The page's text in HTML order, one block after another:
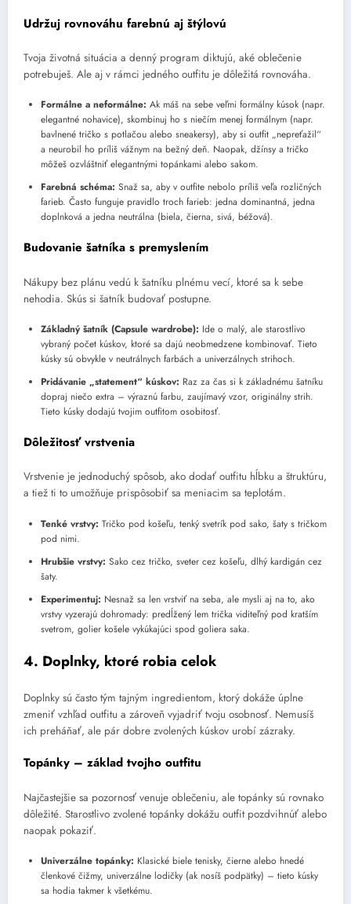
Udržuj rovnováhu farebnú aj štýlovú
Tvoja životná situácia a denný program diktujú, aké oblečenie
potrebuješ. Ale aj v rámci jedného outfitu je dôležitá rovnováha.
Formálne a neformálne: Ak máš na sebe veľmi formálny kúsok (napr.
elegantné nohavice), skombinuj ho s niečím menej formálnym (napr.
bavlnené tričko s potlačou alebo sneakersy), aby si outfit „nepreťažil“
a neurobil ho príliš vážnym na bežný deň. Naopak, džínsy a tričko
môžeš ozvláštniť elegantnými topánkami alebo sakom.
Farebná schéma: Snaž sa, aby v outfite nebolo príliš veľa rozličných
farieb. Často funguje pravidlo troch farieb: jedna dominantná, jedna
doplnková a jedna neutrálna (biela, čierna, sivá, béžová).
Budovanie šatníka s premyslením
Nákupy bez plánu vedú k šatníku plnému vecí, ktoré sa k sebe
nehodia. Skús si šatník budovať postupne.
Základný šatník (Capsule wardrobe): Ide o malý, ale starostlivo
vybraný počet kúskov, ktoré sa dajú neobmedzene kombinovať. Tieto
kúsky sú obvykle v neutrálnych farbách a univerzálnych strihoch.
Pridávanie „statement“ kúskov: Raz za čas si k základnému šatníku
dopraj niečo extra – výraznú farbu, zaujímavý vzor, originálny strih.
Tieto kúsky dodajú tvojim outfitom osobitosť.
Dôležitosť vrstvenia
Vrstvenie je jednoduchý spôsob, ako dodať outfitu hĺbku a štruktúru,
a tiež ti to umožňuje prispôsobiť sa meniacim sa teplotám.
Tenké vrstvy: Tričko pod košeľu, tenký svetrík pod sako, šaty s tričkom
pod nimi.
Hrubšie vrstvy: Sako cez tričko, sveter cez košeľu, dlhý kardigán cez
šaty.
Experimentuj: Nesnaž sa len vrstviť na seba, ale mysli aj na to, ako
vrstvy vyzerajú dohromady: predĺžený lem trička viditeľný pod kratším
svetrom, golier košele vykúkajúci spod goliera saka.
4. Doplnky, ktoré robia celok
Doplnky sú často tým tajným ingredientom, ktorý dokáže úplne
zmeniť vzhľad outfitu a zároveň vyjadriť tvoju osobnosť. Nemusíš
ich preháňať, ale pár dobre zvolených kúskov urobí zázraky.
Topánky – základ tvojho outfitu
Najčastejšie sa pozornosť venuje oblečeniu, ale topánky sú rovnako
dôležité. Starostlivo zvolené topánky dokážu outfit pozdvihnúť alebo
naopak pokaziť.
Univerzálne topánky: Klasické biele tenisky, čierne alebo hnedé
členkové čižmy, univerzálne lodičky (ak nosíš podpätky) – tieto kúsky
sa hodia takmer k všetkému.